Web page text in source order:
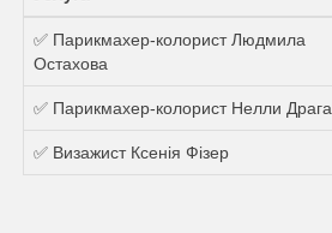
✅ Парикмахер-колорист Людмила
Остахова
✅ Парикмахер-колорист Нелли Драга
✅ Визажист Ксенія Фізер